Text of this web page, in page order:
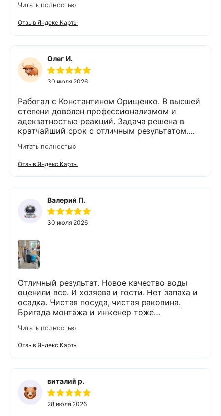
быстро и чётко всё объяснил,
порекомендовал и подобрал пару вариантов
оборудования. Монтаж так же сделали
быстро и качественно. На каждом этапе
Владимир был на связи и всегда отвечал на
интересующие нас вопросы. Приятным
бонусом был подарок😊👍спасибо. Остались
очень довольны компанией Экодар,
рекомендовать знакомым и друзьям,
обращаться в эту фирму.
Читать полностью
Отзыв Яндекс.Карты
Олег И.
30 июля 2026
Работал с Константином Орищенко. В высшей
степени доволен профессионализмом и
адекватностью реакций. Задача решена в
кратчайший срок с отличным результатом.
должном уровне. Спасибо!
Читать полностью
Отзыв Яндекс.Карты
Валерий П.
30 июля 2026
Отличный результат. Новое качество воды
оценили все. И хозяева и гости. Нет запаха и
осадка. Чистая посуда, чистая раковина.
Бригада монтажа и инженер тоже
рассказали. Монтаж прошел быстро и бе з
проблем и неудобств. Оборудование не
занимает много места и легко
обслуживается. Результаты новых анализов
отличные. Могу всем рекомендовать данную
компанию и ее специалистов.
Читать полностью
Отзыв Яндекс.Карты
виталий р.
28 июля 2026